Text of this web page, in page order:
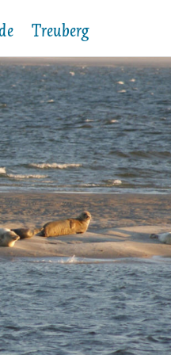
Verwaltung
Protokolle
Vorträge und
Ausschreibungen
Bauleitplanung
Aushänge der
Treuberg